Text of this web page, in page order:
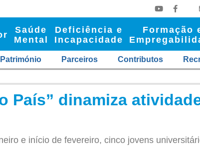
Saúde
Mental
Deficiência e
Incapacidade
Formação
Património Parceiros Contributos
País” dinamiza
e início de fevereiro, cinco jovens